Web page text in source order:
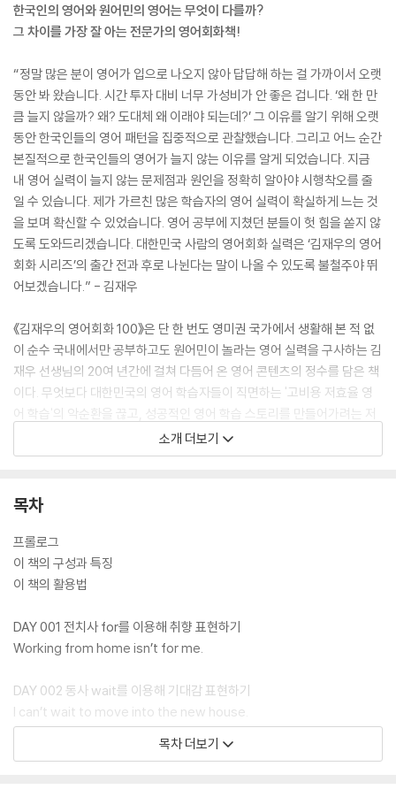
한국인의 영어와 원어민의 영어는 무엇이 다를까?
그 차이를 가장 잘 아는 전문가의 영어회화책!
“정말 많은 분이 영어가 입으로 나오지 않아 답답해 하는 걸 가까이서 오랫
동안 봐 왔습니다. 시간 투자 대비 너무 가성비가 안 좋은 겁니다. ‘왜 한 만
큼 늘지 않을까? 왜? 도대체 왜 이래야 되는데?’ 그 이유를 알기 위해 오랫
동안 한국인들의 영어 패턴을 집중적으로 관찰했습니다. 그리고 어느 순간
본질적으로 한국인들의 영어가 늘지 않는 이유를 알게 되었습니다. 지금
내 영어 실력이 늘지 않는 문제점과 원인을 정확히 알아야 시행착오를 줄
일 수 있습니다. 제가 가르친 많은 학습자의 영어 실력이 확실하게 느는 것
을 보며 확신할 수 있었습니다. 영어 공부에 지쳤던 분들이 헛 힘을 쏟지 않
도록 도와드리겠습니다. 대한민국 사람의 영어회화 실력은 ‘김재우의 영어
회화 시리즈’의 출간 전과 후로 나뉜다는 말이 나올 수 있도록 불철주야 뛰
어보겠습니다.” - 김재우
《김재우의 영어회화 100》은 단 한 번도 영미권 국가에서 생활해 본 적 없
이 순수 국내에서만 공부하고도 원어민이 놀라는 영어 실력을 구사하는 김
재우 선생님의 20여 년간에 걸쳐 다듬어 온 영어 콘텐츠의 정수를 담은 책
이다. 무엇보다 대한민국의 영어 학습자들이 직면하는 '고비용 저효율 영
어 학습'의 악순환을 끊고, 성공적인 영어 학습 스토리를 만들어가려는 저
자의 의지와 열망이 담겨 있다. 대한민국 영어 학습자가 직면하는 주요 문
제들을 해결하기 위한 실질적인 해결책을 제시하며, 저자 자신의 경험과
요소들을 집중적으로 다루었다. 원어민이 입에 달고 사는 패턴과 표현을
도록 구성되어 있으며, 각 DAY별 내용은 다음과 같다.
〈DAY별 대표 표현〉에서 회화 실력을 한 단계 업그레이드할 핵심 표현을 제
어떻게 사용되는지 실제 예를 통해 한국인 영어 학습자들이 헷갈릴 수 있
는 포인트를 딱 짚어 준다. 이를 바탕으로 MODEL EXAMPLES의 예문을
LL TALKS에서는 어떤 영어회화책에서도 볼 수 없는 생생하게 살아있는
대화문을 만날 수 있다. 그뿐만 아니라 비즈니스 이메일, 카카오톡 메시지,
인스타그램 DM 등 일상생활에서 사용하는 소통 매체에서 해당 표현이 어
떻게 쓰이는지 CASES IN POINT를 통해 확인할 수 있다. 마지막 FURTH
소개 더보기
목차
프롤로그
이 책의 구성과 특징
이 책의 활용법
DAY 001 전치사 for를 이용해 취향 표현하기
Working from home isn’t for me.
DAY 002 동사 wait를 이용해 기대감 표현하기
I can’t wait to move into the new house.
DAY 003 동사 mind를 이용해 조심스럽게 양해 구하기
목차 더보기